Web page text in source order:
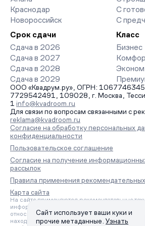
Краснодар
Новороссийск
С
С
Срок сдачи
Сдача в 2026
Сдача в 2027
Сдача в 2028
Сдача в 2029
Класс
Бизнес
Эконом
ООО «Квадрум.ру», ОГРН:
7729542491, 109028, г. Москва,
1 info@kvadroom.ru
Для связи по вопросам связанными с
reklama@kvadroom.ru
Согласие на обработку персональных
конфиденциальности
Пользовательское соглашение
Согласие на получение
рассылок
Правила применения
Карта сайта
На сайте применяются рекомендательные
информации на основе сбора,
относящихся к предпочтениям пользователей
находящихся на территории Российской
Сайт использует ваши куки и
прочие метаданные. Узнать